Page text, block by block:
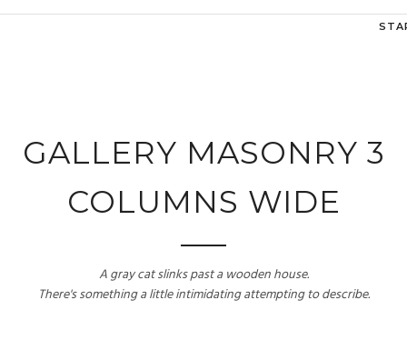
GALLERY MASONRY 3
COLUMNS WIDE
A gray cat slinks past a wooden house.
There's something a little intimidating attempting to describe.